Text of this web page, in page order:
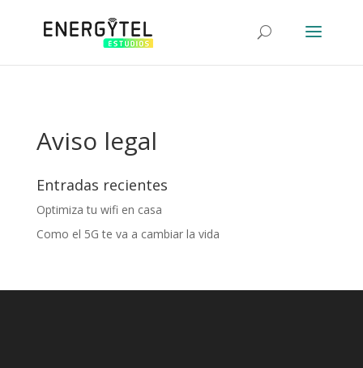
Aviso legal
Entradas recientes
Optimiza tu wifi en casa
Como el 5G te va a cambiar la vida